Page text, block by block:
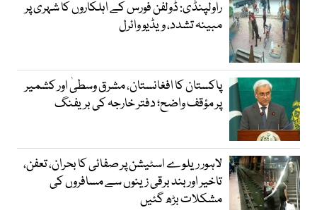
راولپنڈی: ڈولفن فورس کے اہلکاروں کا شہری پر
مبینہ تشدد، ویڈیو وائرل
پاکستان کا افغانستان، مشرق وسطیٰ اور کشمیر
پر مؤقف واضح؛ دفتر خارجہ کی بریفنگ
لاہور ریلوے اسٹیشن پر صفائی کا بحران، تعفن،
تاخیر اور بند برقی زینوں سے مسافروں کی
مشکلات بڑھ گئیں